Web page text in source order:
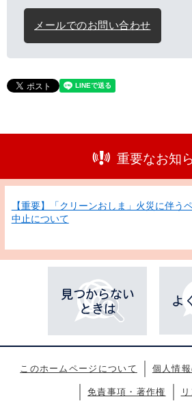
メールでのお問い合わせ
重要なお知
【重要】「クリーンおしま」火災に伴う
中止について
このホームページについて 個人情
免責事項・著作権